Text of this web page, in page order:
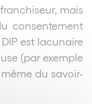
mais
consentement
est lacunaire
(par exemple
du savoir-